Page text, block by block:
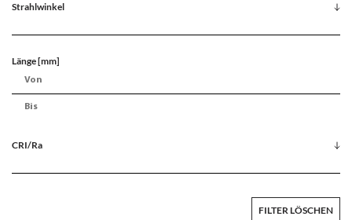
Strahlwinkel
Länge [mm]
CRI/Ra
FILTER LÖSCHEN